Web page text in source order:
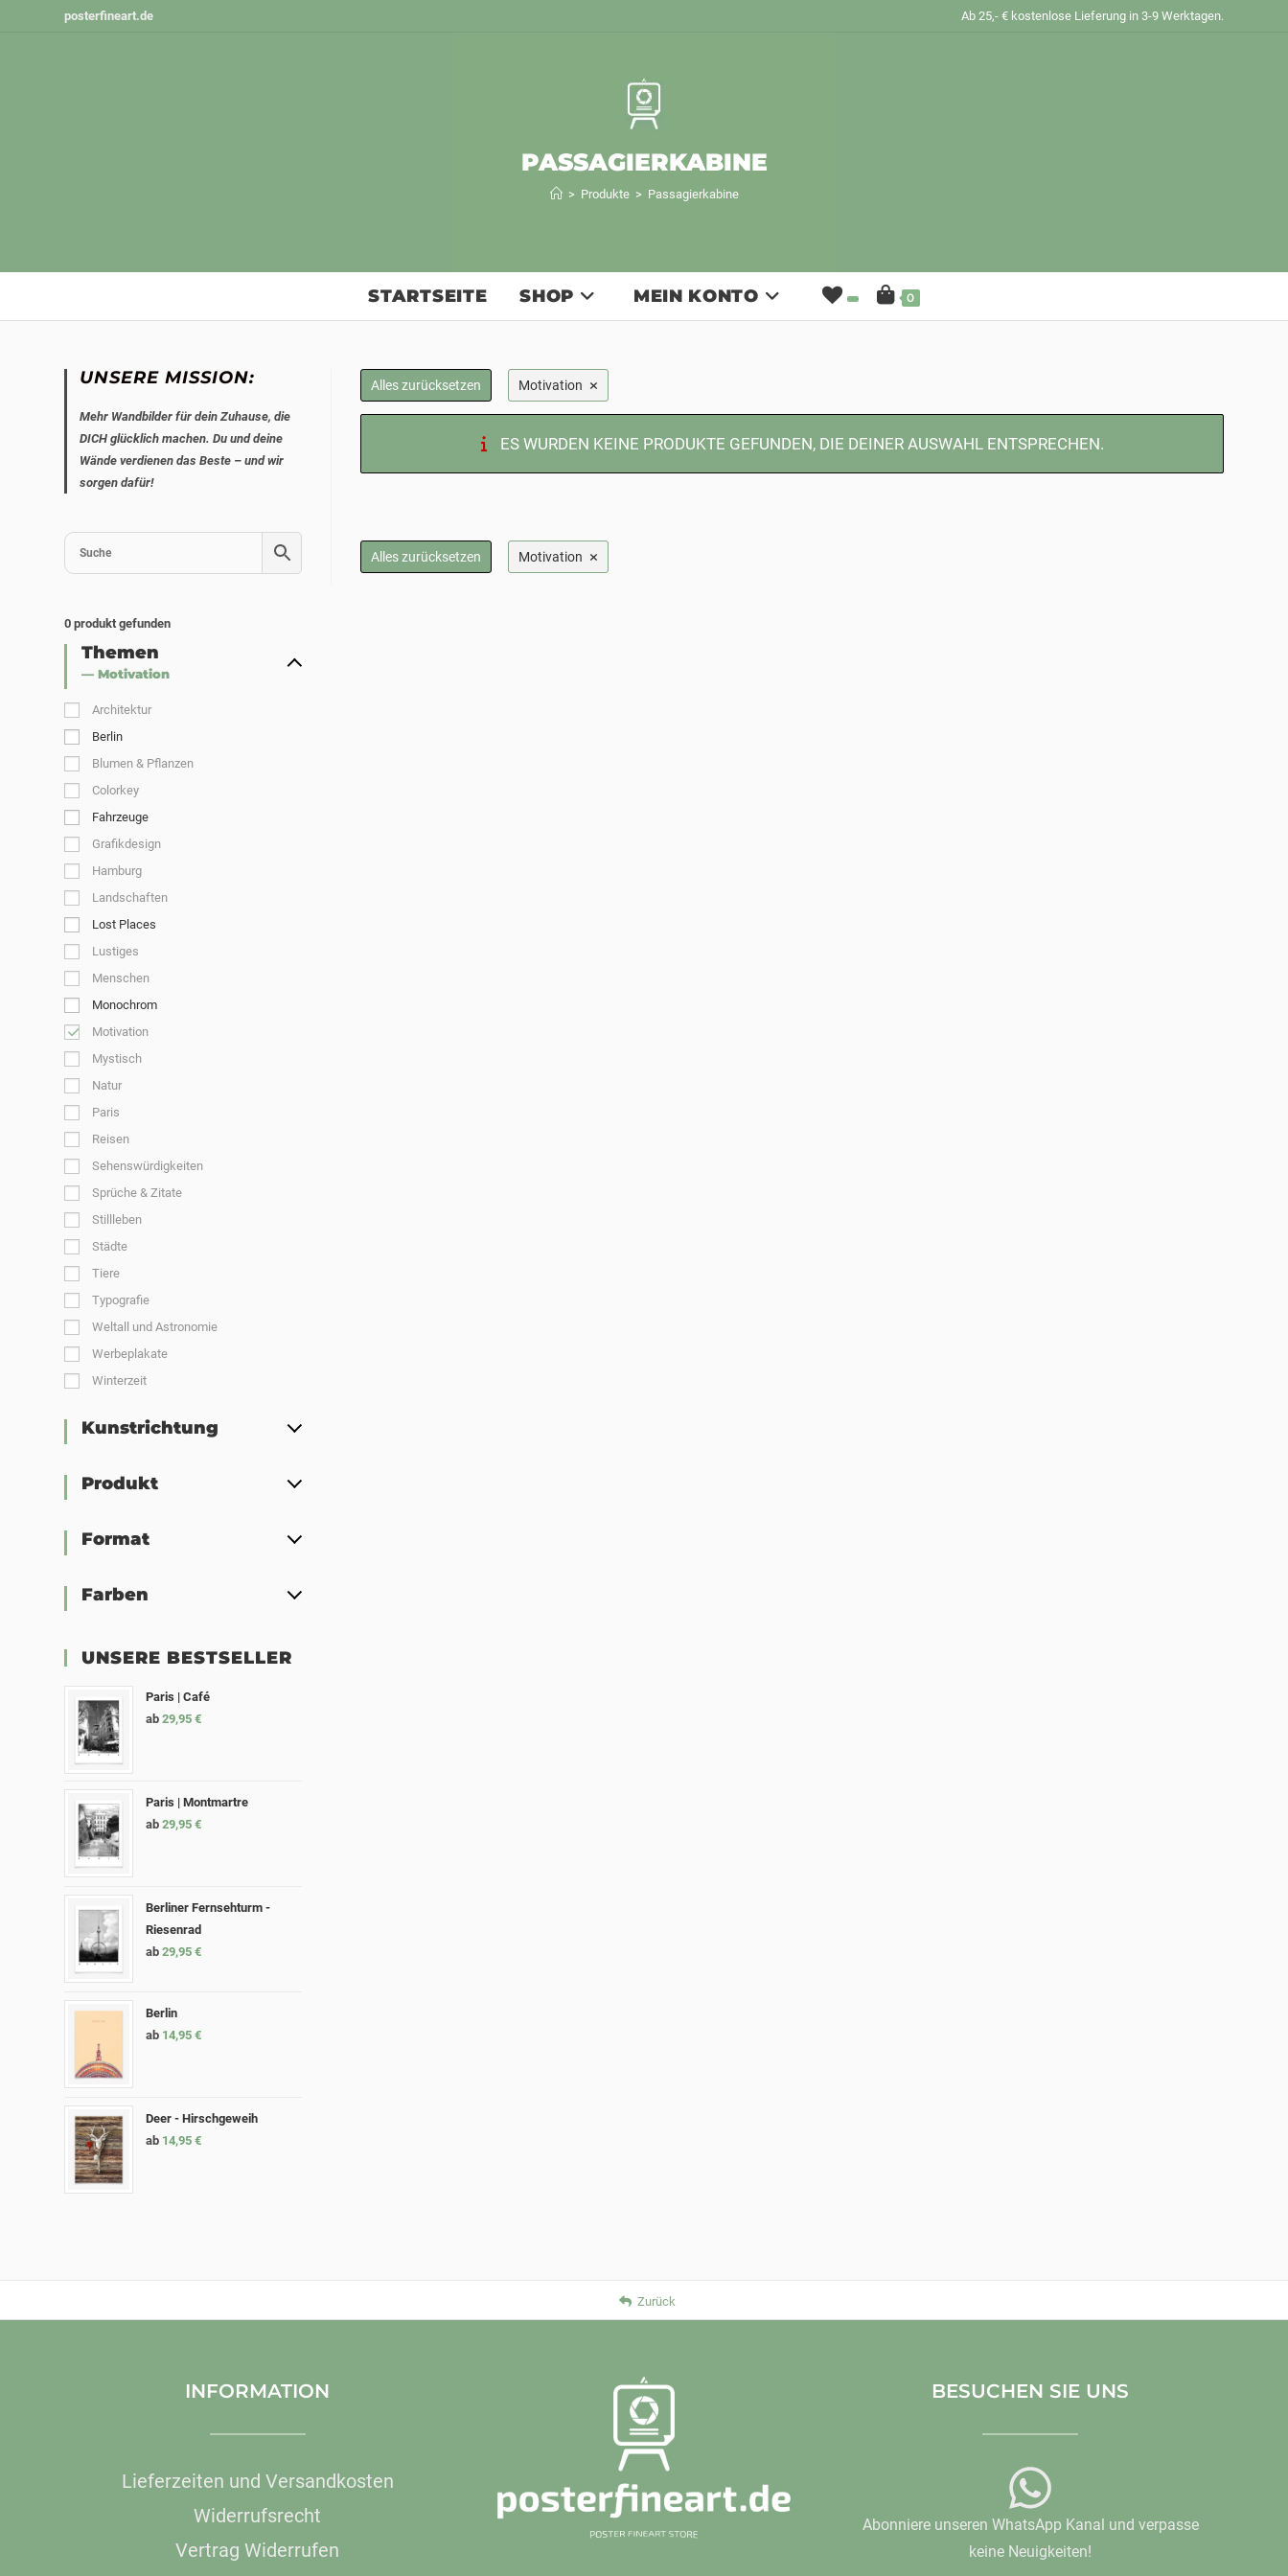
posterfineart.de Ab 25,- € kostenlose Lieferung in 3-9 Werktagen.
PASSAGIERKABINE
> Produkte > Passagierkabine
STARTSEITE SHOP MEIN KONTO 0
Alles zurücksetzen Motivation ×
ES WURDEN KEINE PRODUKTE GEFUNDEN, DIE DEINER AUSWAHL ENTSPRECHEN.
Alles zurücksetzen Motivation ×
UNSERE MISSION:
Mehr Wandbilder für dein Zuhause, die
DICH glücklich machen. Du und deine
Wände verdienen das Beste – und wir
sorgen dafür!
0 produkt gefunden
Themen
— Motivation
Architektur
Berlin
Blumen & Pflanzen
Colorkey
Fahrzeuge
Grafikdesign
Hamburg
Landschaften
Lost Places
Lustiges
Menschen
Monochrom
Motivation
Mystisch
Natur
Paris
Reisen
Sehenswürdigkeiten
Sprüche & Zitate
Stillleben
Städte
Tiere
Typografie
Weltall und Astronomie
Werbeplakate
Winterzeit
Kunstrichtung
Produkt
Format
Farben
UNSERE BESTSELLER
Paris | Café
ab29,95€
Paris | Montmartre
ab29,95€
Berliner Fernsehturm -
Riesenrad
ab29,95€
Berlin
ab 14,95€
Deer - Hirschgeweih
ab 14,95€
Zurück
INFORMATION
Lieferzeiten und Versandkosten
Widerrufsrecht
Vertrag Widerrufen
BESUCHEN SIE UNS
Abonniere unseren WhatsApp Kanal und verpasse
keine Neuigkeiten!